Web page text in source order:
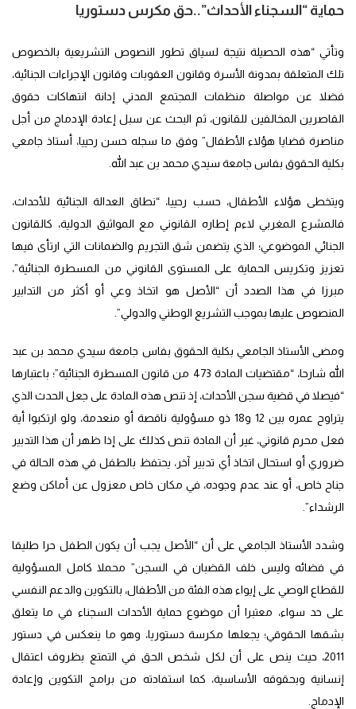
حماية “السجناء الأحداث”..حق مكرس دستوريا
وتأتي “هذه الحصيلة نتيجة لسياق تطور النصوص التشريعية بالخصوص
تلك المتعلقة بمدونة الأسرة وقانون العقوبات وقانون الإجراءات الجنائية،
فضلا عن مواصلة منظمات المجتمع المدني إدانة انتهاكات حقوق
القاصرين المخالفين للقانون، ثم البحث عن سبل إعادة الإدماج من أجل
مناصرة قضايا هؤلاء الأطفال” وفق ما سجله حسن رحييا، أستاذ جامعي
بكلية الحقوق بفاس جامعة سيدي محمد بن عبد الله.
ويتخطى هؤلاء الأطفال، حسب رحييا، “نطاق العدالة الجنائية للأحداث،
فالمشرع المغربي لاءم إطاره القانوني مع المواثيق الدولية، كالقانون
الجنائي الموضوعي؛ الذي يتضمن شق التجريم والضمانات التي ارتأى فيها
تعزيز وتكريس الحماية على المستوى القانوني من المسطرة الجنائية”،
مبرزا في هذا الصدد أن “الأصل هو اتخاذ وعي أو أكثر من التدابير
المنصوص عليها بموجب التشريع الوطني والدولي”.
ومضى الأستاذ الجامعي بكلية الحقوق بفاس جامعة سيدي محمد بن عبد
الله شارحا، “مقتضيات المادة 473 من قانون المسطرة الجنائية”؛ باعتبارها
“فيصلا في قضية سجن الأحداث، إذ تنص هذه المادة على جعل الحدث الذي
يتراوح عمره بين 12 و18 ذو مسؤولية ناقصة أو منعدمة، ولو ارتكبوا أية
فعل محرم قانوني، غير أن المادة تنص كذلك على إذا ظهر أن هذا التدبير
ضروري أو استحال اتخاذ أي تدبير آخر، يحتفظ بالطفل في هذه الحالة في
جناح خاص، أو عند عدم وجوده، في مكان خاص معزول عن أماكن وضع
الرشداء”.
وشدد الأستاذ الجامعي على أن “الأصل يجب أن يكون الطفل حرا طليقا
في فضائه وليس خلف القضبان في السجن” محملا كامل المسؤولية
للقطاع الوصي على إيواء هذه الفئة من الأطفال، بالتكوين والدعم النفسي
على حد سواء، معتبرا أن موضوع حماية الأحداث السجناء في ما يتعلق
بشقها الحقوقي؛ يجعلها مكرسة دستوريا، وهو ما ينعكس في دستور
2011، حيث ينص على أن لكل شخص الحق في التمتع بظروف اعتقال
إنسانية وبحقوقه الأساسية، كما استفادته من برامج التكوين وإعادة
الإدماج.